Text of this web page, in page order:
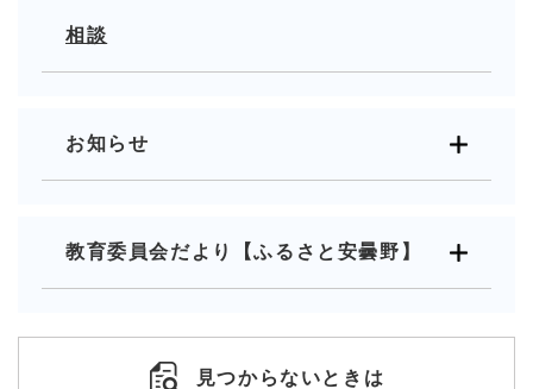
相談
お知らせ
教育委員会だより【ふるさと安曇野】
見つからないときは